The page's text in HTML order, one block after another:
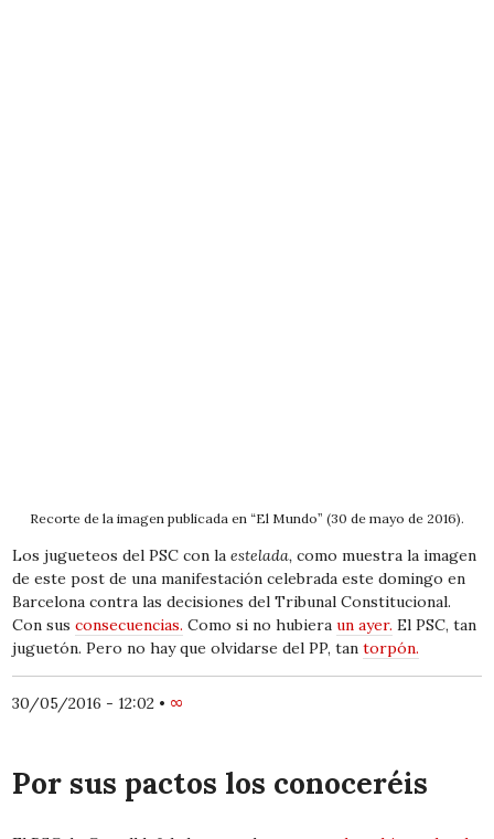
Recorte de la imagen publicada en “El Mundo” (30 de mayo de 2016).
Los jugueteos del PSC con laestelada, como muestra la imagen
de este post de una manifestación celebrada este domingo en
Barcelona contra las decisiones del Tribunal Constitucional.
Con susconsecuencias. Como si no hubieraun ayer. El PSC, tan
juguetón. Pero no hay que olvidarse del PP, tantorpón.
30/05/2016 - 12:02 • ∞
Por sus pactos los conoceréis